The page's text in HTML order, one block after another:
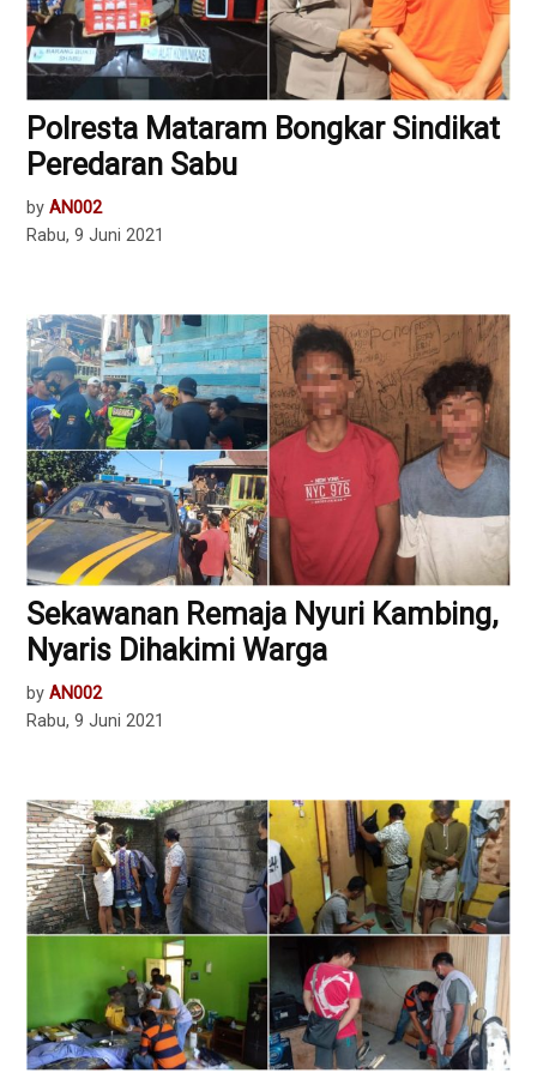
Polresta Mataram Bongkar Sindikat
Peredaran Sabu
by AN002
Rabu, 9 Juni 2021
Sekawanan Remaja Nyuri Kambing,
Nyaris Dihakimi Warga
by AN002
Rabu, 9 Juni 2021